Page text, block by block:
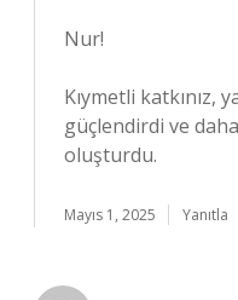
Nur!
Kıymetli katkınız,
güçlendirdi ve daha
oluşturdu.
Mayıs 1, 2025 Yanıtla